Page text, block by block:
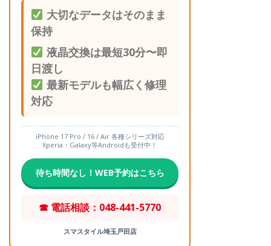
大切なデータはそのまま
保持
液晶交換は最短30分〜即
日渡し
最新モデルも幅広く修理
対応
iPhone 17 Pro / 16 / Air 各種シリーズ対応
Xperia・Galaxy等Androidも受付中！
待ち時間なし！WEB予約はこちら
☎ 電話相談：048-441-5770
スマスタイル埼玉戸田店